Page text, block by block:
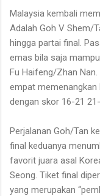
Malaysia kembali
Adalah Goh V Shem/
hingga partai final.
emas bila saja
Fu Haifeng/Zhan
empat memenangkan
dengan skor 16-21 21-
Perjalanan Goh/Tan
final keduanya
favorit juara asal
Seong. Tiket final
yang merupakan